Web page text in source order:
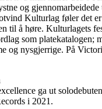
og
Kulturlag føler det
til å høre. Kulturlagets
som platekatalogen;
og nysgjerrige. På
ga ut
i 2021.